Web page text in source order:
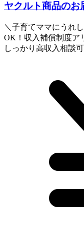
ヤクルト商品のお
＼子育てママにうれ
OK！収入補償制度ア
しっかり高収入相談